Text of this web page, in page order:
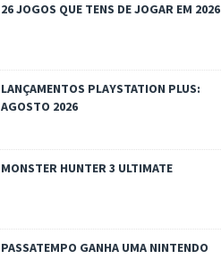
26 JOGOS QUE TENS DE JOGAR EM 2026
LANÇAMENTOS PLAYSTATION PLUS:
AGOSTO 2026
MONSTER HUNTER 3 ULTIMATE
PASSATEMPO GANHA UMA NINTENDO